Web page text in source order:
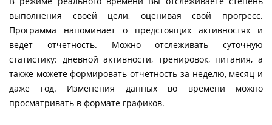
выполнения своей цели, оценивая свой прогресс.
Программа напоминает о предстоящих активностях и
ведет отчетность. Можно отслеживать суточную
статистику: дневной активности, тренировок, питания, а
также можете формировать отчетность за неделю, месяц и
даже год. Изменения данных во времени можно
просматривать в формате графиков.